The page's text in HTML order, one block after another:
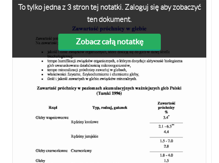
To tylko jedna z 3 stron tej notatki. Zaloguj się aby zobaczyć
ten dokument.
Zobacz całą notatkę